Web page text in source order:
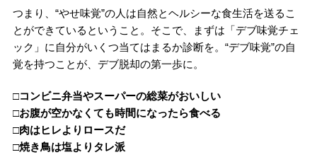
つまり、“やせ味覚”の人は自然とヘルシーな食生活を送るこ
とができているということ。そこで、まずは「デブ味覚チェ
ック」に自分がいくつ当てはまるか診断を。“デブ味覚”の自
覚を持つことが、デブ脱却の第一歩に。
□コンビニ弁当やスーパーの総菜がおいしい
□お腹が空かなくても時間になったら食べる
□肉はヒレよりロースだ
□焼き鳥は塩よりタレ派